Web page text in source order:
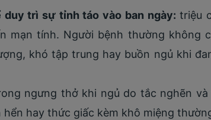
duy trì sự tỉnh táo vào ban ngày: triệu
mạn tính. Người bệnh thường không
khó tập trung hay buồn ngủ khi
ngưng thở khi ngủ do tắc nghẽn
hay thức giấc kèm khô miệng